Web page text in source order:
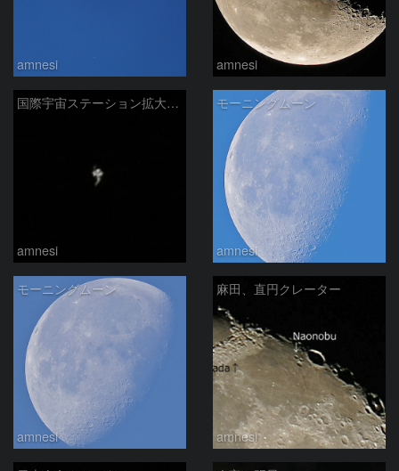
amnesi amnesi
国際宇宙ステーション拡大撮影
amnesi
モーニングムーン
amnesi
モーニングムーン
amnesi
麻田、直円クレーター
amnesi